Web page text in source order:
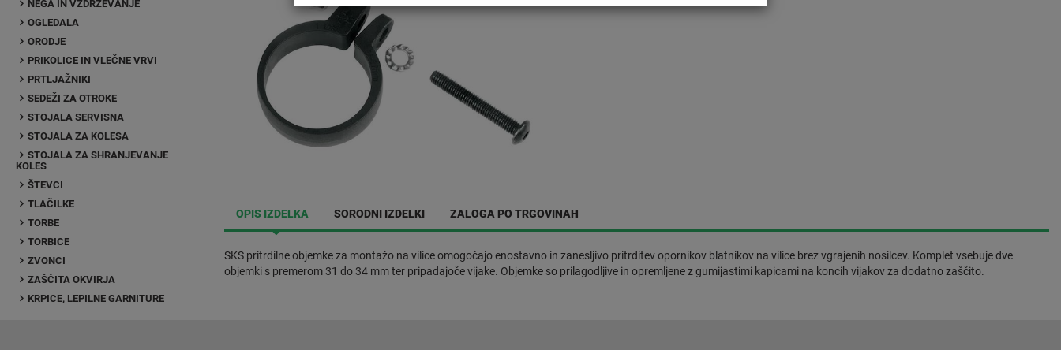
NEGA IN VZDRŽEVANJE
OGLEDALA
ORODJE
PRIKOLICE IN VLEČNE VRVI
PRTLJAŽNIKI
SEDEŽI ZA OTROKE
STOJALA SERVISNA
STOJALA ZA KOLESA
STOJALA ZA SHRANJEVANJE
KOLES
ŠTEVCI
TLAČILKE
TORBE
TORBICE
ZVONCI
ZAŠČITA OKVIRJA
KRPICE, LEPILNE GARNITURE
OPIS IZDELKA SORODNI IZDELKI ZALOGA PO TRGOVINAH
SKS pritrdilne objemke za montažo na vilice omogočajo enostavno in zanesljivo pritrditev opornikov blatnikov na vilice brez vgrajenih nosilcev. Komplet vsebuje dve
objemki s premerom 31 do 34 mm ter pripadajoče vijake. Objemke so prilagodljive in opremljene z gumijastimi kapicami na koncih vijakov za dodatno zaščito.